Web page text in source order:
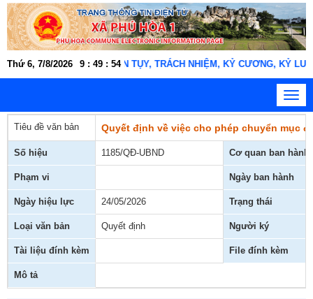
Thứ 6, 7/8/2026 9 : 49 : 55
NGHĨA TÌNH, TẬN TỤY, TRÁCH NHIỆM, KỶ CƯƠNG, KỶ LUẬT" !
Tiêu đề văn bản
Quyết định về việc cho phép chuyển mục
Số hiệu 1185/QĐ-UBND Cơ quan ban hành
Phạm vi Ngày ban hành
Ngày hiệu lực 24/05/2026 Trạng thái
Loại văn bản Quyết định Người ký
Tài liệu đính kèm File đính kèm
Mô tả